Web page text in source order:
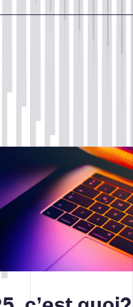
D’AFFAIRES
DE SITES
WEB
DE MARQUE